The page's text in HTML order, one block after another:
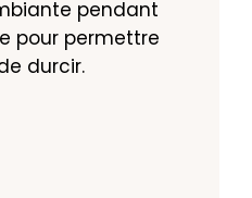
pendant
pour permettre
durcir.